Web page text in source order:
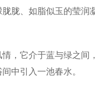
胧、如脂似玉的莹润
，它介于蓝与绿之间
中引入一池春水。